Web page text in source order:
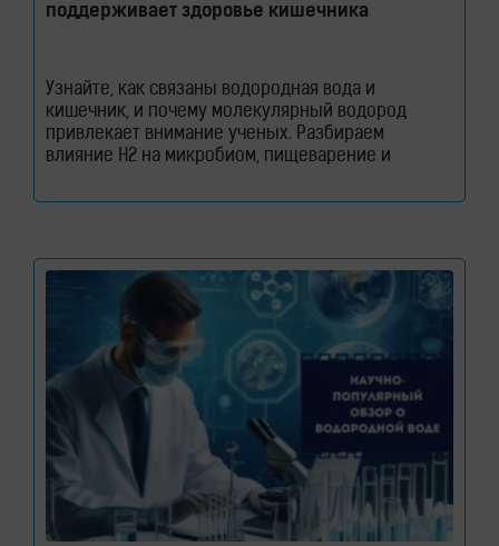
поддерживает здоровье кишечника
Узнайте, как связаны водородная вода и
кишечник, и почему молекулярный водород
привлекает внимание ученых. Разбираем
влияние H2 на микробиом, пищеварение и
вода влияет на кишечник и микробиом. Кишечник
ученые рассматривают его как одну из
важнейших систем организма. Именно здесь